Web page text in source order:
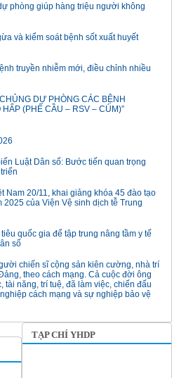
phòng giúp hàng triệu người không
và kiểm soát bệnh sốt xuất huyết
truyền nhiễm mới, điều chỉnh nhiều
DỰ PHÒNG CÁC BỆNH
(PHẾ CẦU – RSV – CÚM)”
Luật Dân số: Bước tiến quan trọng
Nam 20/11, khai giảng khóa 45 đào tạo
2025 của Viện Vệ sinh dịch tễ Trung
quốc gia để tập trung nâng tầm y tế
số
chiến sĩ cộng sản kiên cường, nhà trí
theo cách mạng. Cả cuộc đời ông
tài năng, trí tuệ, đã làm việc, chiến đấu
cách mạng và sự nghiệp bảo vệ
TẠP CHÍ YHDP